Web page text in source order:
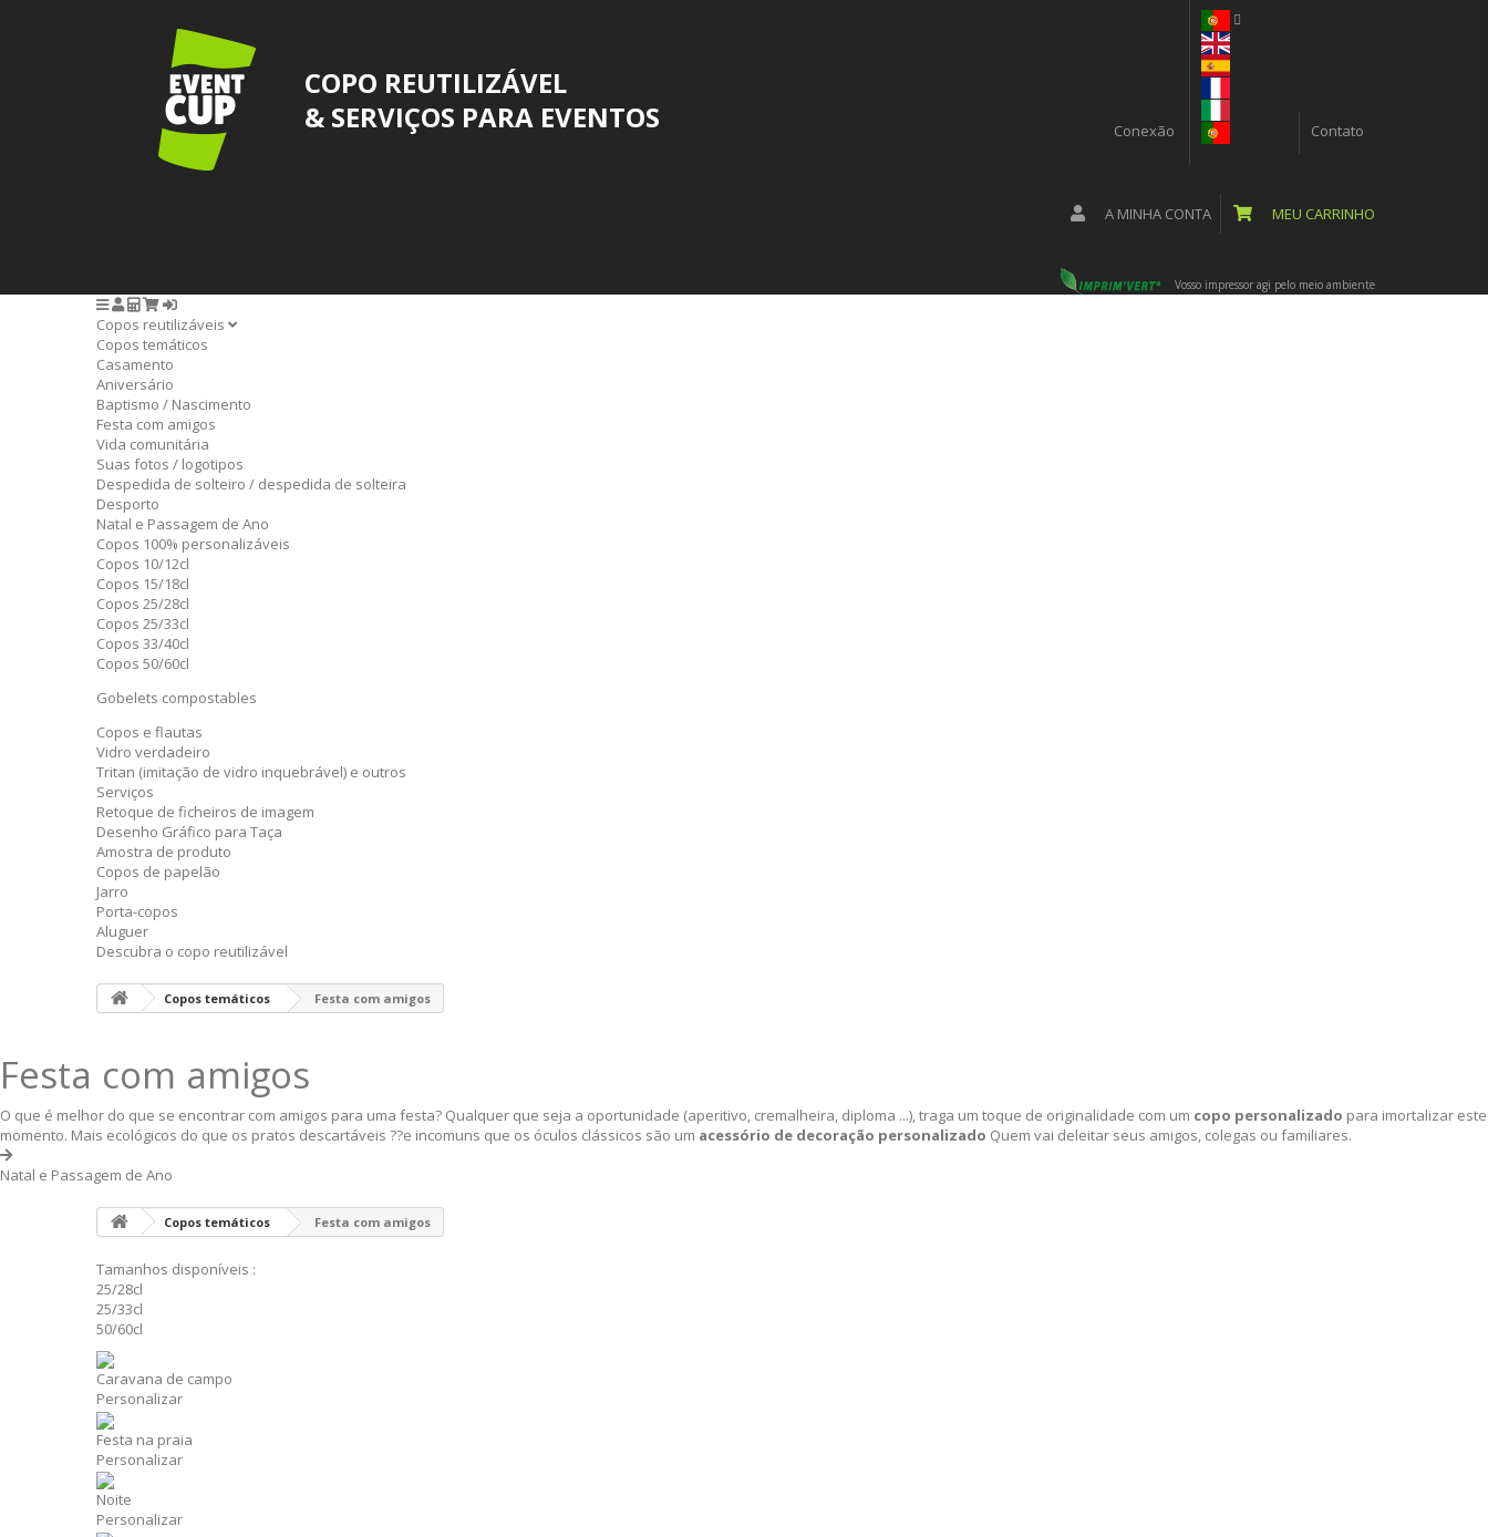
COPO REUTILIZÁVEL
& SERVIÇOS PARA EVENTOS
Conexão Contato
A MINHA CONTA MEU CARRINHO
Vosso impressor agi pelo meio ambiente
Copos reutilizáveis
Copos temáticos
Casamento
Aniversário
Baptismo / Nascimento
Festa com amigos
Vida comunitária
Suas fotos / logotipos
Despedida de solteiro / despedida de solteira
Desporto
Natal e Passagem de Ano
Copos 100% personalizáveis
Copos 10/12cl
Copos 15/18cl
Copos 25/28cl
Copos 25/33cl
Copos 33/40cl
Copos 50/60cl
Gobelets compostables
Copos e flautas
Vidro verdadeiro
Tritan (imitação de vidro inquebrável) e outros
Serviços
Retoque de ficheiros de imagem
Desenho Gráfico para Taça
Amostra de produto
Copos de papelão
Jarro
Porta-copos
Aluguer
Descubra o copo reutilizável
Copos temáticos Festa com amigos
Festa com amigos
O que é melhor do que se encontrar com amigos para uma festa? Qualquer que seja a oportunidade (aperitivo, cremalheira, diploma ...), traga um toque de originalidade com um copo personalizado para imortalizar este
momento. Mais ecológicos do que os pratos descartáveis ??e incomuns que os óculos clássicos são um acessório de decoração personalizado Quem vai deleitar seus amigos, colegas ou familiares.
Natal e Passagem de Ano
Copos temáticos Festa com amigos
Tamanhos disponíveis :
25/28cl
25/33cl
50/60cl
Caravana de campo
Personalizar
Festa na praia
Personalizar
Noite
Personalizar